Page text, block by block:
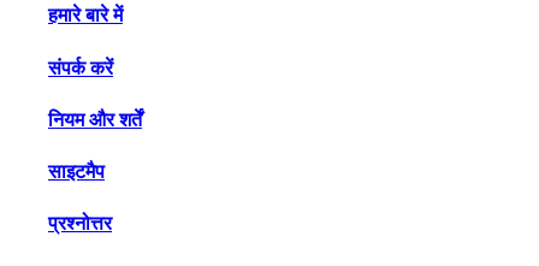
हमारे बारे में
संपर्क करें
नियम और शर्तें
साइटमैप
प्रश्नोत्तर